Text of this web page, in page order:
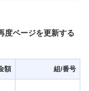
度ページを更新する
額 組/番号